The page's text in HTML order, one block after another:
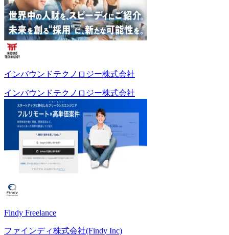
インバウンドテクノロジー株式会社
インバウンドテクノロジー株式会社
Findy Freelance
ファインディ株式会社(Findy Inc)